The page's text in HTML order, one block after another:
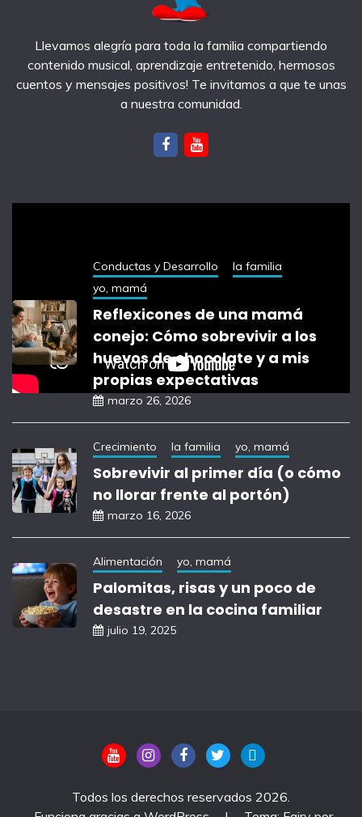
Llevamos alegría para toda la familia compartiendo
contenido musical, aprendizaje entretenido, hermosos
cuentos y mensajes positivos! Te invitamos a que te unas
a nuestra comunidad.
Conductas y Desarrollo
la familia
yo, mamá
Reflexicones de una mamá
conejo: Cómo sobrevivir a los
huevos de chocolate y a mis
propias expectativas
marzo 26, 2026
Crecimiento la familia yo, mamá
Sobrevivir al primer día (o cómo
no llorar frente al portón)
marzo 16, 2026
Alimentación yo, mamá
Palomitas, risas y un poco de
desastre en la cocina familiar
julio 19, 2025
Todos los derechos reservados 2026.